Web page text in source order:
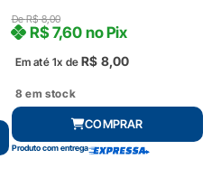
DeR$8,00
Em até 1x de R$ 8,00
R$7,60 no Pix
8 em stock
COMPRAR
Produto com entrega